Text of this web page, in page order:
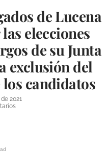
de Lucena
elecciones
de su Junta
exclusión del
candidatos
2021